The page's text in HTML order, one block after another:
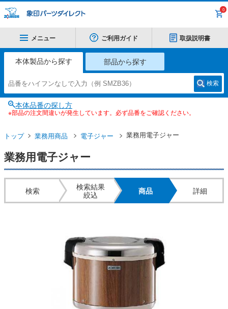
0
メニュー ご利用ガイド 取扱説明書
本体製品から探す 部品から探す
検索
本体品番の探し方
※部品の注文間違いが発生しています。必ず品番をご確認ください。
トップ 業務用商品 電子ジャー 業務用電子ジャー
業務用電子ジャー
検索
検索結果
絞込
商品 詳細